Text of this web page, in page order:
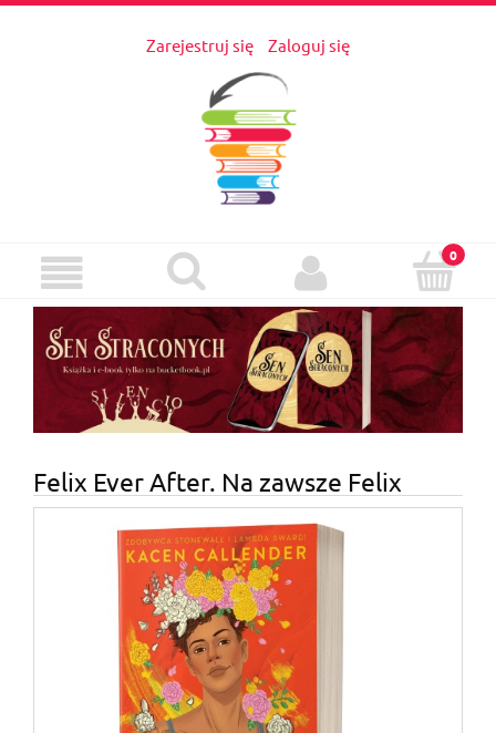
Zarejestruj się Zaloguj się
Felix Ever After. Na zawsze Felix